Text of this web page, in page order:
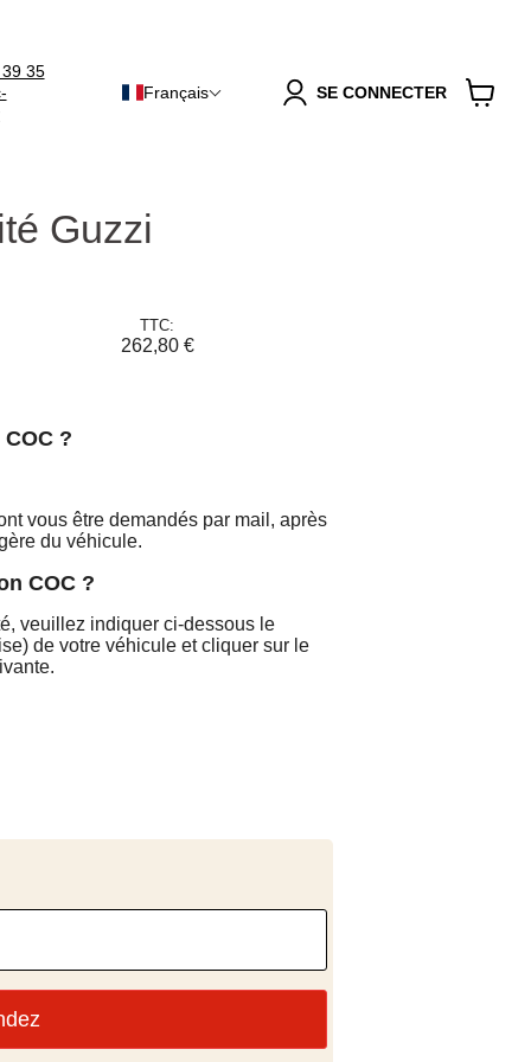
35
Français SE CONNECTER
Guzzi
TTC:
262,80 €
?
vous être demandés par mail, après
du véhicule.
COC ?
veuillez indiquer ci-dessous le
de votre véhicule et cliquer sur le